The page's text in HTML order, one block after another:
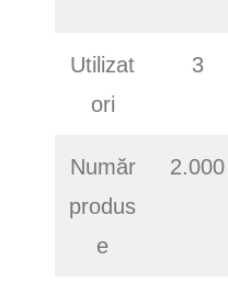
Utilizat
ori
3
Număr
produs
e
2.000